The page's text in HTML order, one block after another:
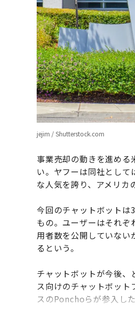
jejim / Shutterstock.com
事業売却の動きを進め
い。ヤフーは同社とし
な人気を誇り、アメリカ
今回のチャットボットは
もの。ユーザーはそれ
用者数を公開していな
るという。
チャットボットが今後
ス向けのチャットボッ
スのPonchoらが参入した